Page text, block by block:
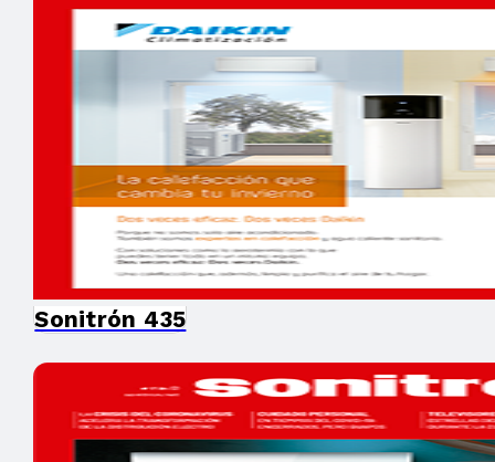
Sonitrón 435